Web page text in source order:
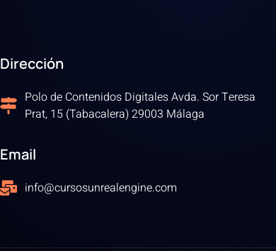
Dirección
Polo de Contenidos Digitales Avda. Sor Teresa
Prat, 15 (Tabacalera) 29003 Málaga
Email
info@cursosunrealengine.com